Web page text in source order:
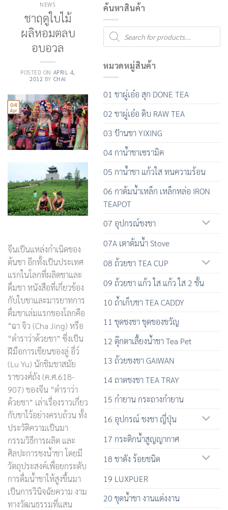
NEWS
ชาฤดูใบไม้
ผลิหอมตลบ
อบอวล
POSTED ON APRIL 4,
2012 BY CHAI
04
Apr
จีนเป็นแหล่งกำเนิดของ
ต้นชา อีกทั้งเป็นประเทศ
แรกในโลกที่ผลิตชาและ
ดื่มชา หนังสือที่เกี่ยวข้อง
กับใบชาและมารยาทการ
ดื่มชาเล่มแรกของโลกคือ
“ฉา จิว (Cha Jing) หรือ
“ตำราว่าด้วยชา” ซึ่งเป็น
ฝีมือการเขียนของลู่ อี่ว์
(Lu Yu) นักชิมชาสมัย
ราชวงศ์ถัง (ค.ศ.618-
907) ของจีน “ตำราว่า
ด้วยชา” เล่าเรื่องราวเกี่ยว
กับชาไว้อย่างครบถ้วน ทั้ง
ประวัติความเป็นมา
กรรมวิธีการผลิต และ
ศิลปะการชงน้ำชา โดยมี
วัตถุประสงค์เพื่อยกระดับ
การดื่มน้ำชาให้สูงขึ้นมา
เป็นการวินิจฉัยความ งาม
ทางวัฒนธรรมที่แสน
ค้นหาสินค้า
Products
search
หมวดหมู่สินค้า
01 ชาผู่เอ๋อ สุก DONE TEA
02 ชาผู่เอ๋อ ดิบ RAW TEA
03 ป้านชา YIXING
04 กาน้ำชาเซรามิค
05 กาน้ำชา แก้วใส ทนความร้อน
06 กาต้มน้ำเหล็ก เหล็กหล่อ IRON
TEAPOT
07 อุปกรณ์ชงชา
07A เตาต้มน้ำ Stove
08 ถ้วยชา TEA CUP
09 ถ้วยชา แก้ว ใส แก้ว ใส 2 ชั้น
10 ถ้ำเก็บชา TEA CADDY
11 ชุดชงชา ชุดของขวัญ
12 ตุ๊กตาเลื้ยงน้ำชา Tea Pet
13 ถ้วยชงชา GAIWAN
14 ถาดชงชา TEA TRAY
15 กำยาน กระถางกำยาน
16 อุปกรณ์ ชงชา ญี่ปุ่น
17 กระติกน้ำสูญญากาศ
18 ชาดัง ร้อยชนิด
19 LUXPUER
20 ชุดน้ำชา งานแต่งงาน